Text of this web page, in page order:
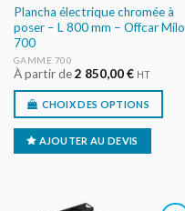
Plancha électrique chromée à
poser – L 800 mm – Offcar Milo
700
GAMME 700
À partir de2 850,00€ HT
CHOIX DES OPTIONS
AJOUTER AU DEVIS